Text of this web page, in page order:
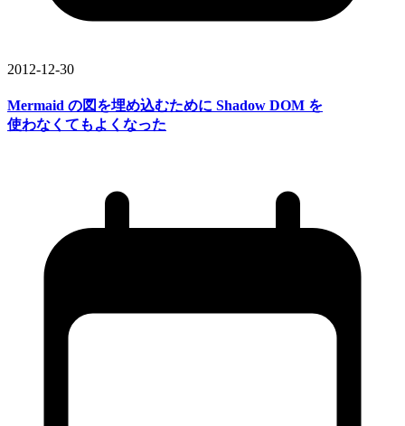
2012-12-30
Mermaid の図を埋め込むために Shadow DOM を
使わなくても よくなった